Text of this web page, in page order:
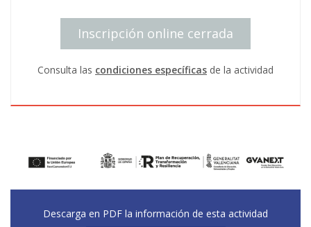
Módulo 3 — Modelos de negocio circulares
basados en residuos: diseño y arquitectura de
valor.
plataforma, servitización, cumplimiento);
costes e ingresos y mitigación de riesgos.
implementación.
Inscripción online cerrada
Consulta las condiciones específicas de la actividad
Descarga en PDF la información de esta actividad